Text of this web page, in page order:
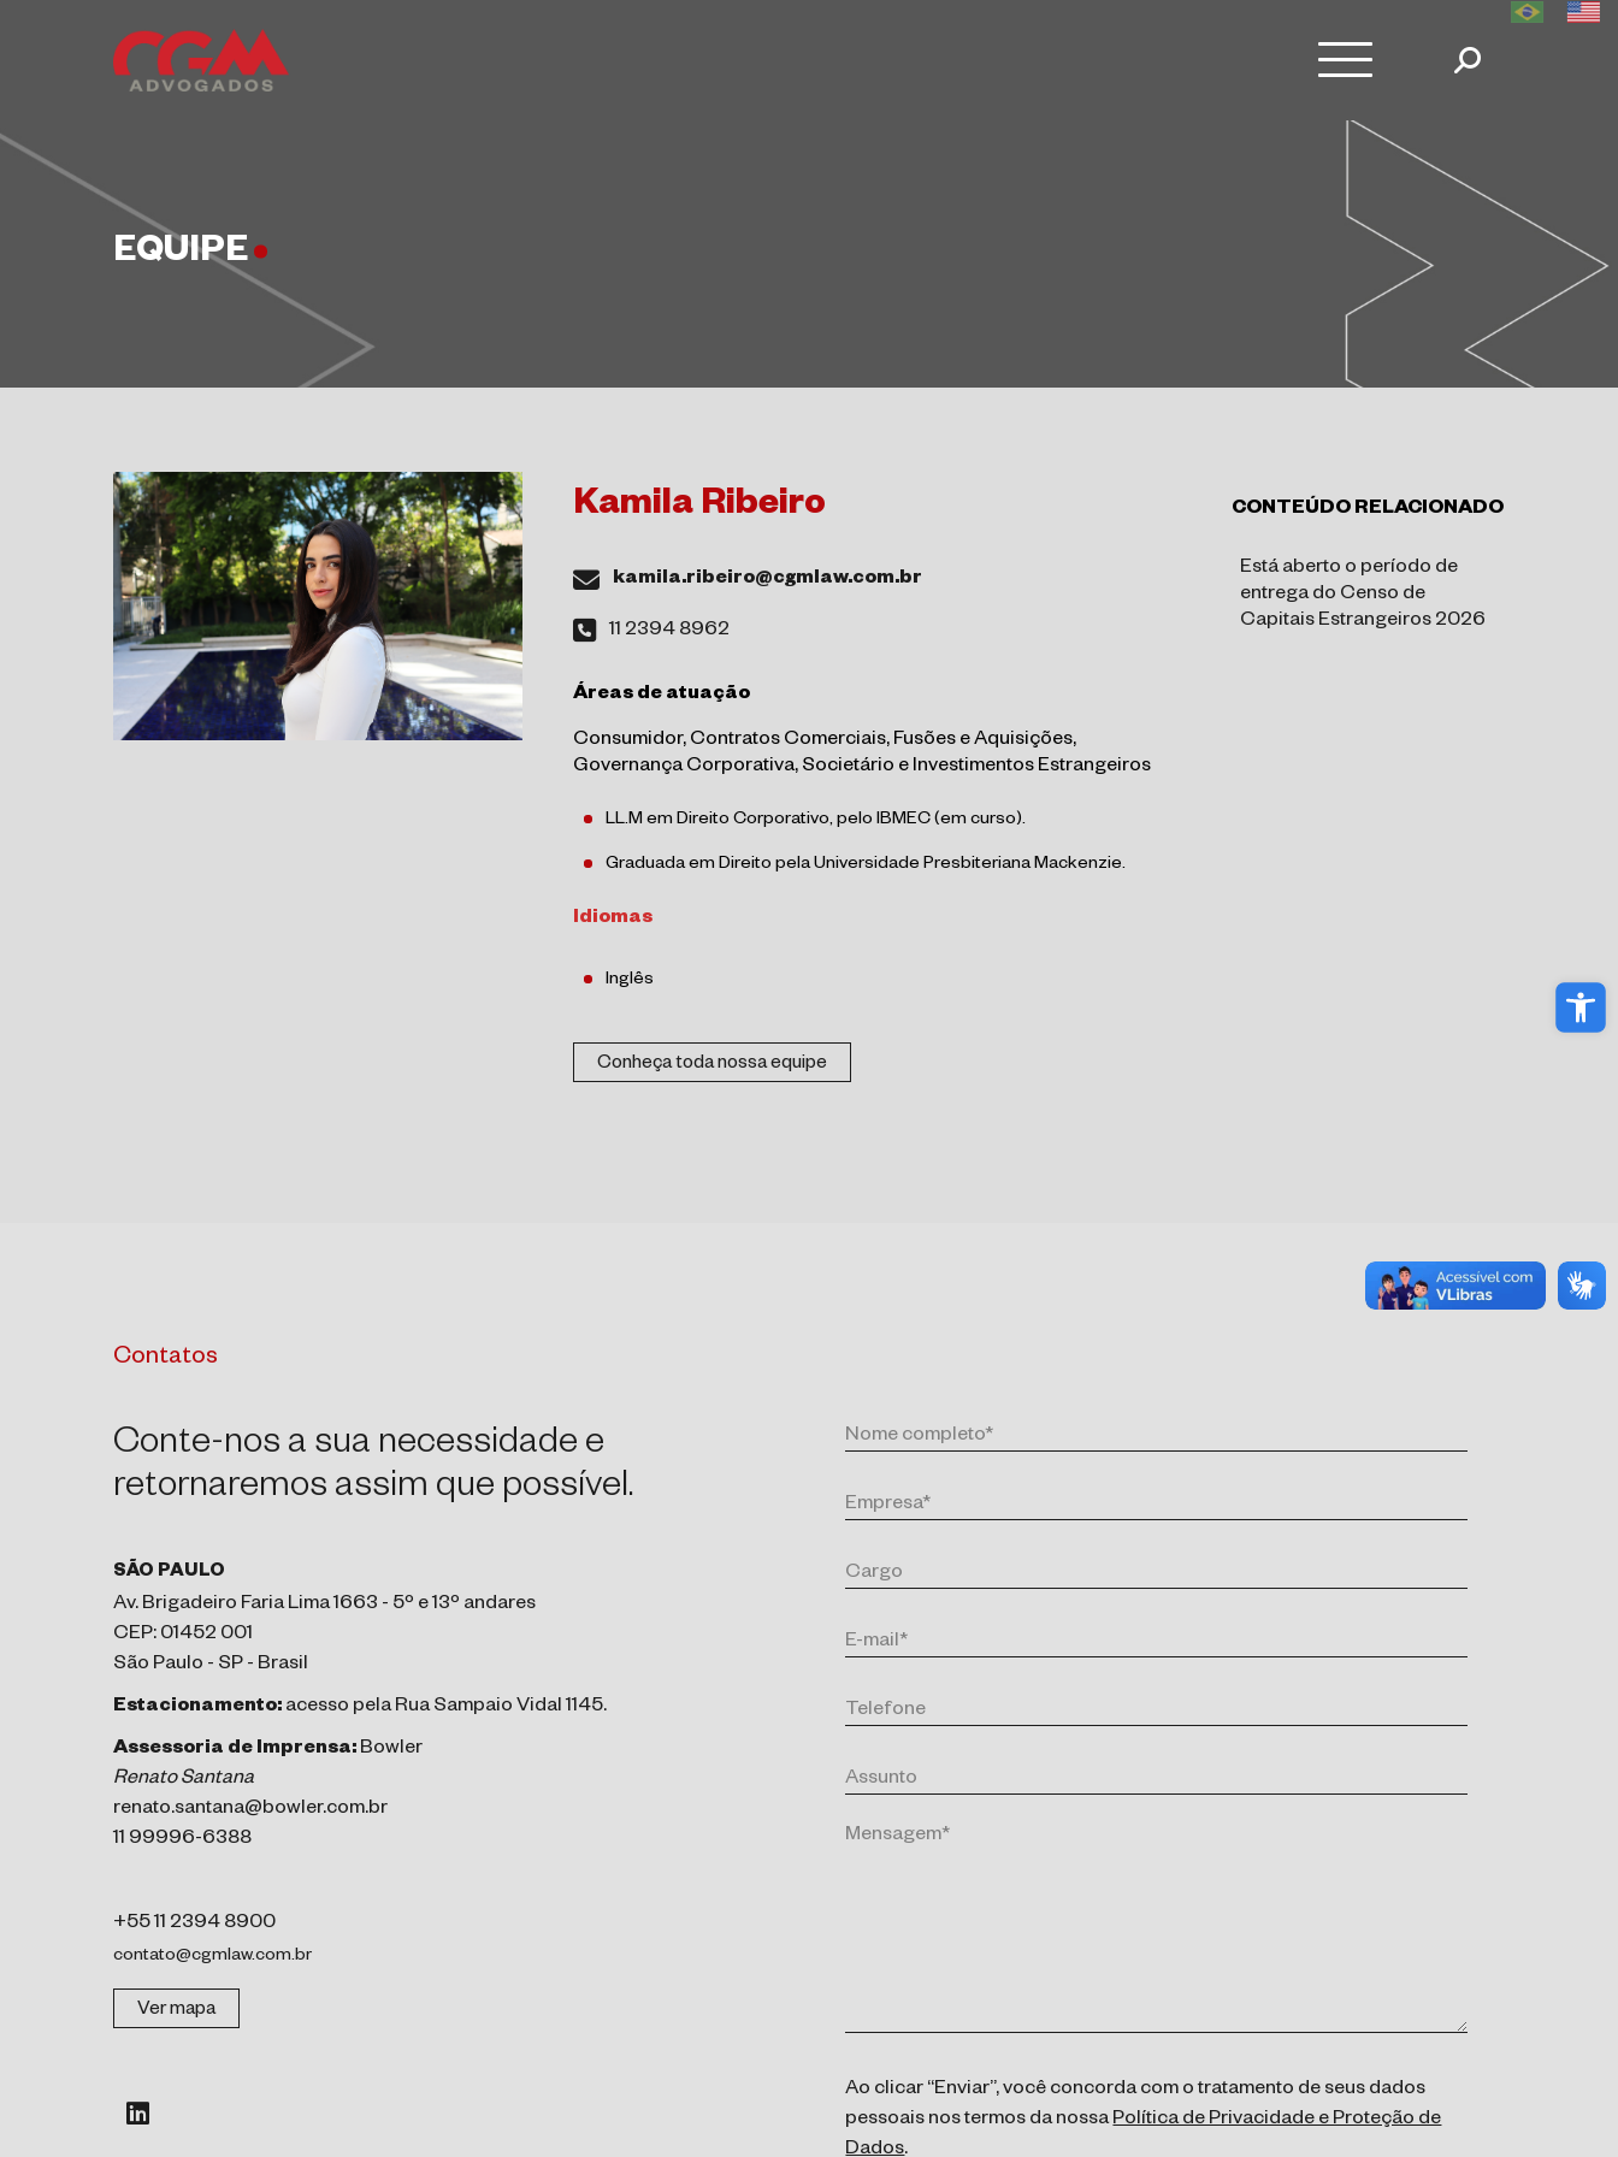
EQUIPE
Kamila Ribeiro
kamila.ribeiro@cgmlaw.com.br
11 2394 8962
Áreas de atuação
Consumidor, Contratos Comerciais, Fusões e Aquisições,
Governança Corporativa, Societário e Investimentos Estrangeiros
LL.M em Direito Corporativo, pelo IBMEC (em curso).
Graduada em Direito pela Universidade Presbiteriana Mackenzie.
Idiomas
Inglês
Conheça toda nossa equipe
CONTEÚDO RELACIONADO
Está aberto o período de
entrega do Censo de
Capitais Estrangeiros 2026
Contatos
Conte-nos a sua necessidade e
retornaremos assim que possível.
SÃO PAULO
Av. Brigadeiro Faria Lima 1663 - 5º e 13º andares
CEP: 01452 001
São Paulo - SP - Brasil
Estacionamento: acesso pela Rua Sampaio Vidal 1145.
Assessoria de Imprensa: Bowler
Renato Santana
renato.santana@bowler.com.br
11 99996-6388
+55 11 2394 8900
contato@cgmlaw.com.br
Ver mapa
Ao clicar “Enviar”, você concorda com o tratamento de seus dados
pessoais nos termos da nossaPolítica de Privacidade e Proteção de
Dados.